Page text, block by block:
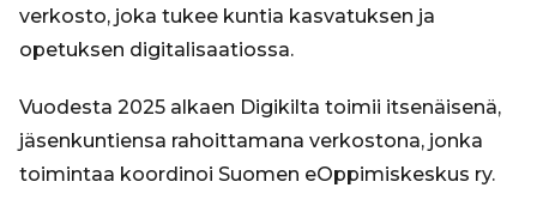
verkosto, joka tukee kuntia kasvatuksen ja
opetuksen digitalisaatiossa.
Vuodesta 2025 alkaen Digikilta toimii itsenäisenä,
jäsenkuntiensa rahoittamana verkostona, jonka
toimintaa koordinoi Suomen eOppimiskeskus ry.